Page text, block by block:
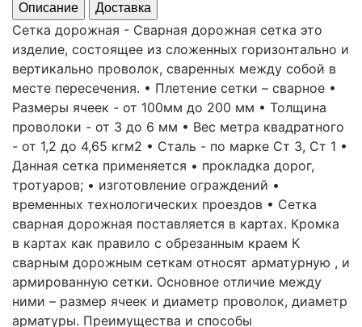
Описание Доставка
Сетка дорожная - Сварная дорожная сетка это
изделие, состоящее из сложенных горизонтально и
вертикально проволок, сваренных между собой в
месте пересечения. • Плетение сетки – сварное •
Размеры ячеек - от 100мм до 200 мм • Толщина
проволоки - от 3 до 6 мм • Вес метра квадратного
- от 1,2 до 4,65 кгм2 • Сталь - по марке Ст 3, Ст 1 •
Данная сетка применяется • прокладка дорог,
тротуаров; • изготовление ограждений •
временных технологических проездов • Сетка
сварная дорожная поставляется в картах. Кромка
в картах как правило с обрезанным краем К
сварным дорожным сеткам относят арматурную , и
армированную сетки. Основное отличие между
ними – размер ячеек и диаметр проволок, диаметр
арматуры. Преимущества и способы